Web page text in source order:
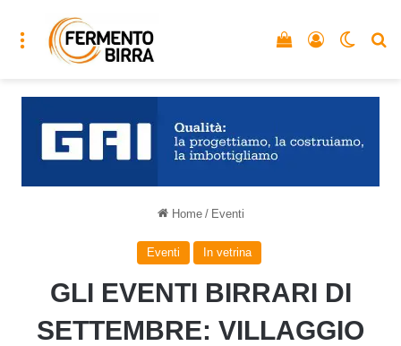
Menu Accedi
Vedi il carrello
Home / Eventi
Eventi In vetrina
GLI EVENTI BIRRARI DI
SETTEMBRE: VILLAGGIO